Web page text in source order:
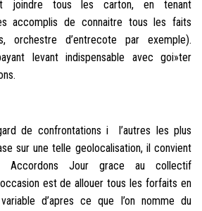
joindre tous les carton, en tenant
accomplis de connaitre tous les faits
orchestre d’entrecote par exemple).
levant indispensable avec goi»ter
de confrontations i l’autres les plus
sur une telle geolocalisation, il convient
Accordons Jour grace au collectif
est de allouer tous les forfaits en
d’apres ce que l’on nomme du